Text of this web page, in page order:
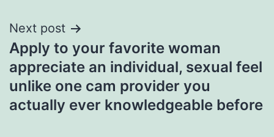
Next post
Apply to your favorite woman
appreciate an individual, sexual feel
unlike one cam provider you
actually ever knowledgeable before